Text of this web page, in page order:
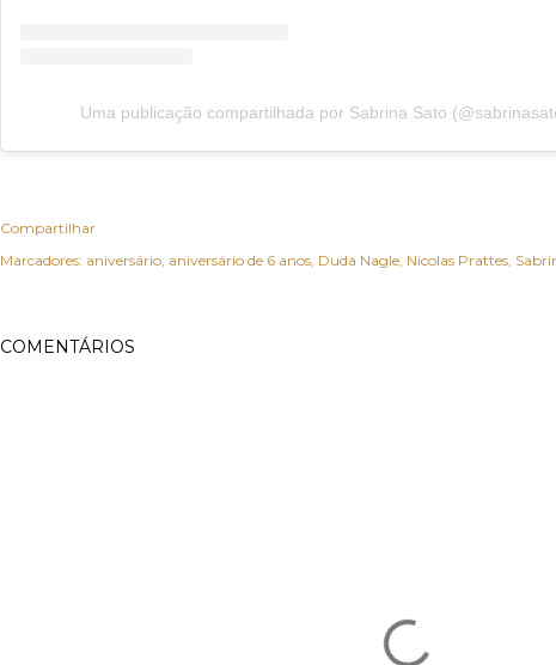
Uma publicação compartilhada por Sabrina Sato
Compartilhar
Marcadores: aniversário aniversário de 6 anos Duda Nagle Nicolas Prattes
COMENTÁRIOS